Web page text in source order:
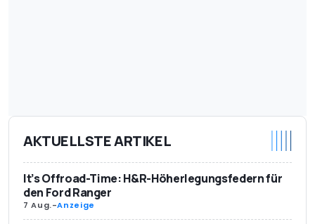
AKTUELLSTE ARTIKEL
It’s Offroad-Time: H&R-Höherlegungsfedern für
den Ford Ranger
7 Aug.-Anzeige